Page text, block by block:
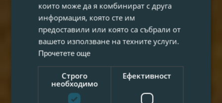
които може да я комбинират с друга
информация, която сте им
предоставили или която са събрали от
вашето използване на техните услуги.
Прочетете още
Строго
необходимо
Ефективност